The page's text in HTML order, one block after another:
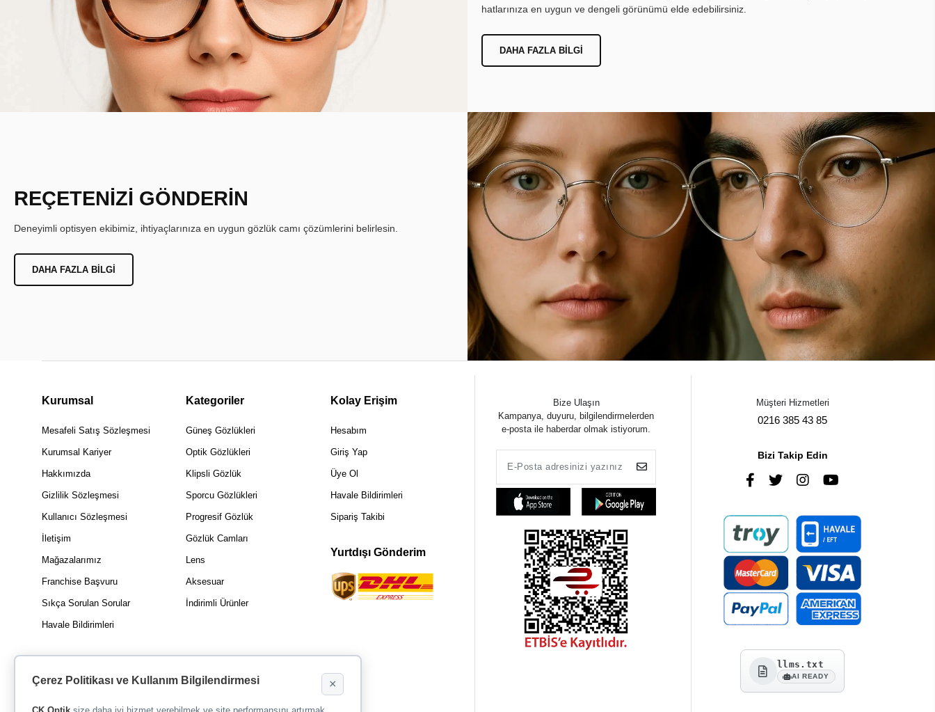
hatlarınıza en uygun ve dengeli görünümü elde edebilirsiniz.
DAHA FAZLA BILGI
REÇETENİZİ GÖNDERİN
Deneyimli optisyen ekibimiz, ihtiyaçlarınıza en uygun gözlük camı çözümlerini belirlesin.
DAHA FAZLA BILGI
Kurumsal
Mesafeli Satış Sözleşmesi
Kurumsal Kariyer
Hakkımızda
Gizlilik Sözleşmesi
Kullanıcı Sözleşmesi
İletişim
Mağazalarımız
Franchise Başvuru
Sıkça Sorulan Sorular
Havale Bildirimleri
Kategoriler
Güneş Gözlükleri
Optik Gözlükleri
Klipsli Gözlük
Sporcu Gözlükleri
Progresif Gözlük
Gözlük Camları
Lens
Aksesuar
İndirimli Ürünler
Kolay Erişim
Hesabım
Giriş Yap
Üye Ol
Havale Bildirimleri
Sipariş Takibi
Yurtdışı Gönderim
Bize Ulaşın
Kampanya, duyuru, bilgilendirmelerden
e-posta ile haberdar olmak istiyorum.
Müşteri Hizmetleri
0216 385 43 85
Bizi Takip Edin
llms.txt
AI READY
Çerez Politikası ve Kullanım Bilgilendirmesi ×